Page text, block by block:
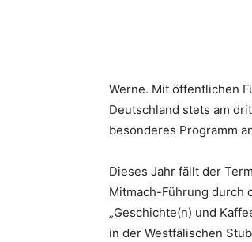
Werne. Mit öffentlichen
Deutschland stets am
besonderes Programm
Dieses Jahr fällt der
Mitmach-Führung durch
„Geschichte(n) und
in der Westfälischen